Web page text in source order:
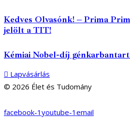
Kedves Olvasónk! – Prima
jelölt a TIT!
Kémiai Nobel-díj
Lapvásárlás
© 2026 Élet és Tudomány
facebook-1 youtube-1 email